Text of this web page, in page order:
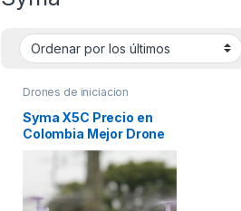
Drones de iniciacion
Syma X5C Precio en
Colombia Mejor Drone
para niños 2020